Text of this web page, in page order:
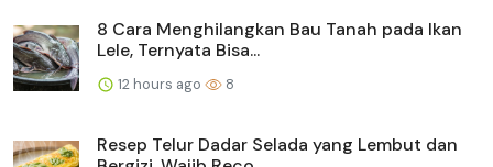
8 Cara Menghilangkan Bau Tanah pada Ikan
Lele, Ternyata Bisa...
12 hours ago 8
Resep Telur Dadar Selada yang Lembut dan